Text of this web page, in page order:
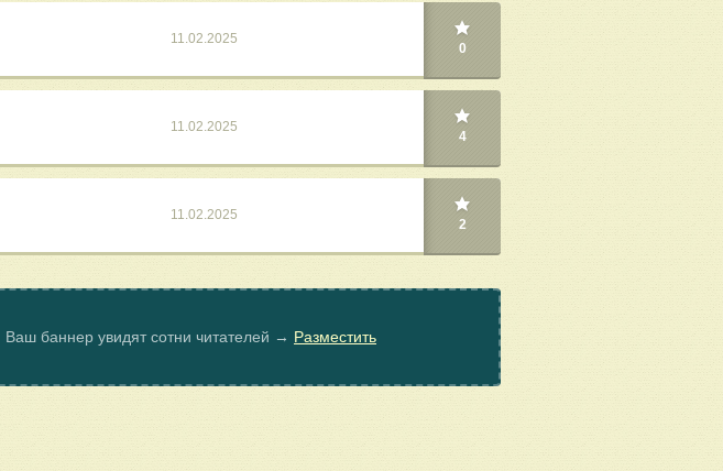
11.02.2025
0
11.02.2025
4
11.02.2025
2
Ваш баннер увидят сотни читателей → Разместить